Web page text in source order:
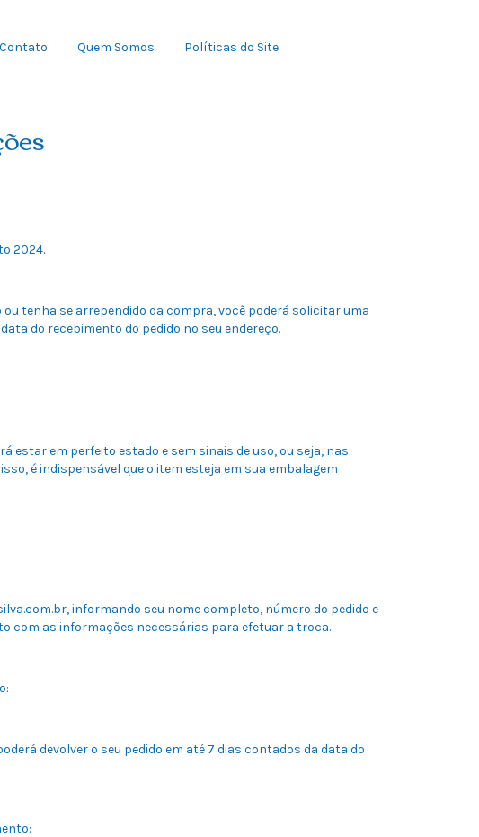
Contato Quem Somos Políticas do Site
2024.
tenha se arrependido da compra, você poderá solicitar uma
do recebimento do pedido no seu endereço.
estar em perfeito estado e sem sinais de uso, ou seja, nas
é indispensável que o item esteja em sua embalagem
, informando seu nome completo, número do pedido e
com as informações necessárias para efetuar a troca.
devolver o seu pedido em até 7 dias contados da data do